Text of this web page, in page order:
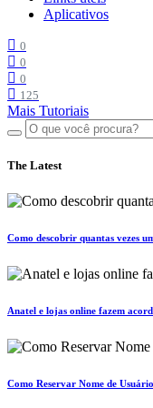
Aplicativos
0
0
0
125
Mais Tutoriais
The Latest
Como descobrir quantas vezes
Anatel e lojas online fazem
Como Reservar Nome de